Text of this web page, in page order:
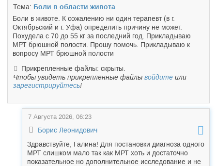
Тема: Боли в области живота
Боли в животе. К сожалению ни один терапевт (в г.
Октябрьский и г. Уфа) определить причину не может.
Похудела с 70 до 55 кг за последний год. Прикладываю
МРТ брюшной полости. Прошу помочь. Прикладываю к
вопросу МРТ брюшной полости
Прикрепленные файлы: скрыты.
Чтобы увидеть прикрепленные файлы войдите или
зарегистрируйтесь!
7 Августа 2026, 06:23
Борис Леонидович
Здравствуйте, Галина! Для постановки диагноза одного
МРТ слишком мало так как МРТ хоть и достаточно
показательное но дополнительное исследование и не